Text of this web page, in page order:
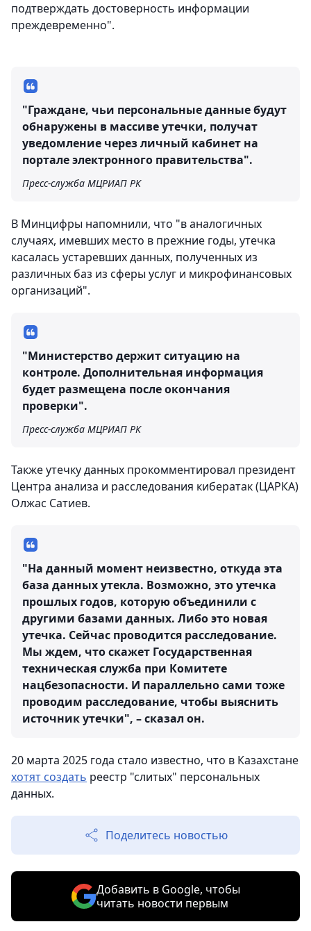
подтверждать достоверность информации
преждевременно".
"Граждане, чьи персональные данные будут
обнаружены в массиве утечки, получат
уведомление через личный кабинет на
портале электронного правительства".
Пресс-служба МЦРИАП РК
В Минцифры напомнили, что "в аналогичных
случаях, имевших место в прежние годы, утечка
касалась устаревших данных, полученных из
различных баз из сферы услуг и микрофинансовых
организаций".
"Министерство держит ситуацию на
контроле. Дополнительная информация
будет размещена после окончания
проверки".
Пресс-служба МЦРИАП РК
Также утечку данных прокомментировал президент
Центра анализа и расследования кибератак (ЦАРКА)
Олжас Сатиев.
"На данный момент неизвестно, откуда эта
база данных утекла. Возможно, это утечка
прошлых годов, которую объединили с
другими базами данных. Либо это новая
утечка. Сейчас проводится расследование.
Мы ждем, что скажет Государственная
техническая служба при Комитете
нацбезопасности. И параллельно сами тоже
проводим расследование, чтобы выяснить
источник утечки", – сказал он.
20 марта 2025 года стало известно, что в Казахстане
хотят создать реестр "слитых" персональных
данных.
Поделитесь новостью
Добавить в Google, чтобы
читать новости первым